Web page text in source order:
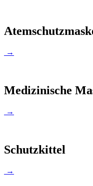
→
Medizinische
→
Schutzkittel
→